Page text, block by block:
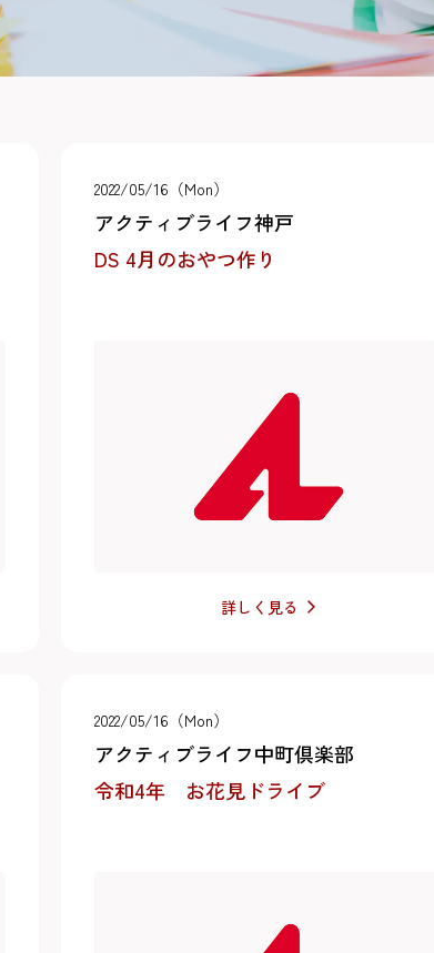
2022/05/16（Mon）
アクティブライフ神戸
DS 4月のおやつ作り
詳しく見る
2022/05/16（Mon）
アクティブライフ中町倶楽部
令和4年 お花見ドライブ